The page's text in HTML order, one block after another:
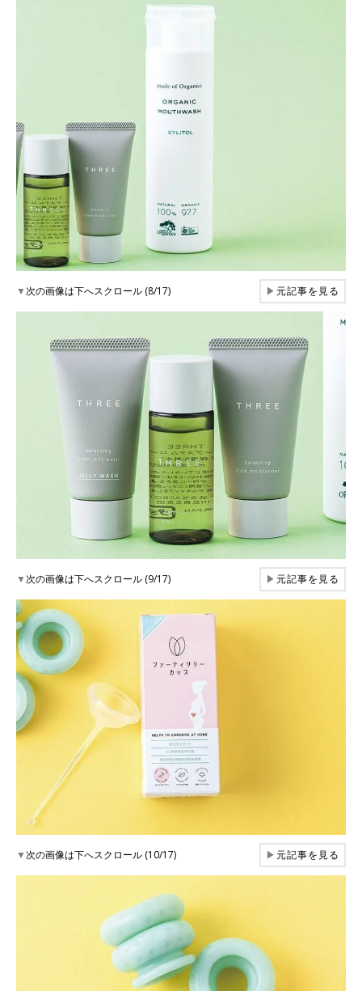
▼次の画像は下へスクロール (8/17) ▶元記事を見る
▼次の画像は下へスクロール (9/17) ▶元記事を見る
▼次の画像は下へスクロール (10/17) ▶元記事を見る